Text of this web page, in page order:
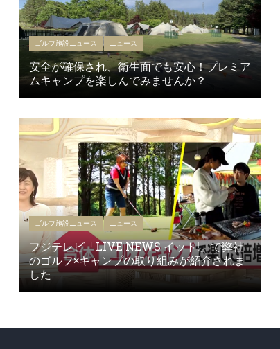
ゴルフ施設ニュース ニュース
安全が確保され、衛生面でも安心！プレミア
ムキャンプを楽しんでみませんか？
ゴルフ施設ニュース ニュース
フジテレビ「LIVE NEWS イット!」で弊社
のゴルフ×キャンプの取り組みが紹介されま
した